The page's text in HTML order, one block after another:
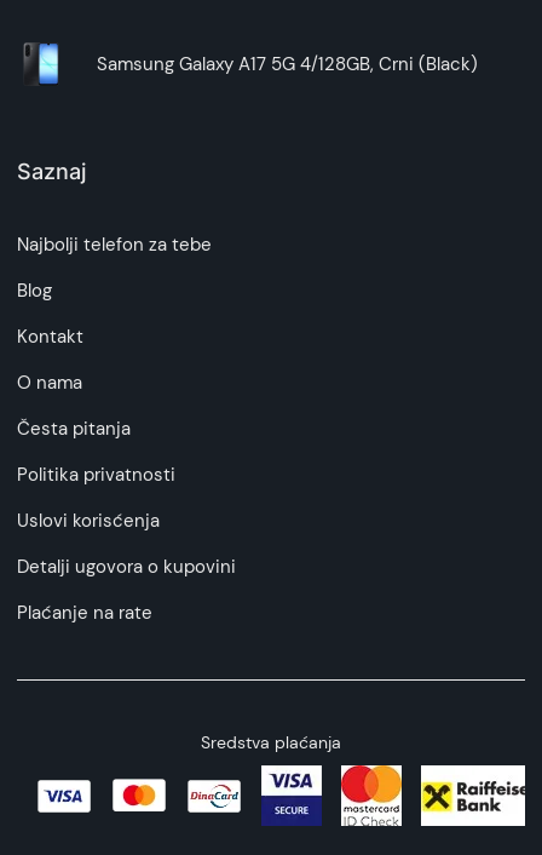
Samsung Galaxy A17 5G 4/128GB, Crni (Black)
Saznaj
Najbolji telefon za tebe
Blog
Kontakt
O nama
Česta pitanja
Politika privatnosti
Uslovi korisćenja
Detalji ugovora o kupovini
Plaćanje na rate
Sredstva plaćanja